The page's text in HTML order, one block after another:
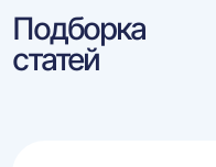
Подборка
статей